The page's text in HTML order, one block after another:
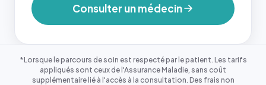
Consulter un médecin
*Lorsque le parcours de soin est respecté par le patient. Les tarifs
appliqués sont ceux de l'Assurance Maladie, sans coût
supplémentaire lié à l'accès à la consultation. Des frais non